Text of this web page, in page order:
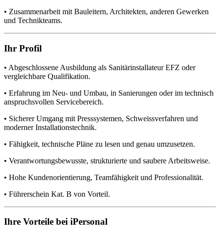
• Zusammenarbeit mit Bauleitern, Architekten, anderen Gewerken
und Technikteams.
Ihr Profil
• Abgeschlossene Ausbildung als Sanitärinstallateur EFZ oder
vergleichbare Qualifikation.
• Erfahrung im Neu- und Umbau, in Sanierungen oder im technisch
anspruchsvollen Servicebereich.
• Sicherer Umgang mit Presssystemen, Schweissverfahren und
moderner Installationstechnik.
• Fähigkeit, technische Pläne zu lesen und genau umzusetzen.
• Verantwortungsbewusste, strukturierte und saubere Arbeitsweise.
• Hohe Kundenorientierung, Teamfähigkeit und Professionalität.
• Führerschein Kat. B von Vorteil.
Ihre Vorteile bei iPersonal